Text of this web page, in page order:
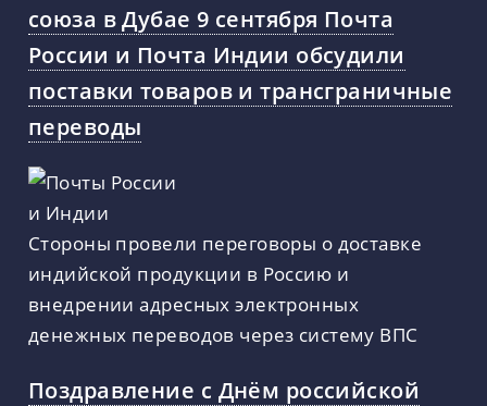
союза в Дубае 9 сентября Почта
России и Почта Индии обсудили
поставки товаров и трансграничные
переводы
Стороны провели переговоры о доставке
индийской продукции в Россию и
внедрении адресных электронных
денежных переводов через систему ВПС
Поздравление с Днём российской